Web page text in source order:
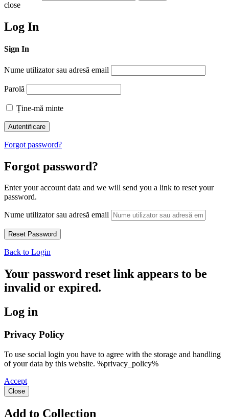
close
Log In
Sign In
Nume utilizator sau adresă email
Parolă
Ține-mă minte
Forgot password?
Forgot password?
Enter your account data and we will send you a link to reset your
password.
Nume utilizator sau adresă email
Back to Login
Your password reset link appears to be
invalid or expired.
Log in
Privacy Policy
To use social login you have to agree with the storage and handling
of your data by this website. %privacy_policy%
Accept
Close
Add to Collection